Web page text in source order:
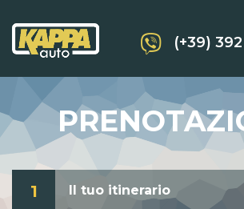
(+39)
1 Il tuo itinerario